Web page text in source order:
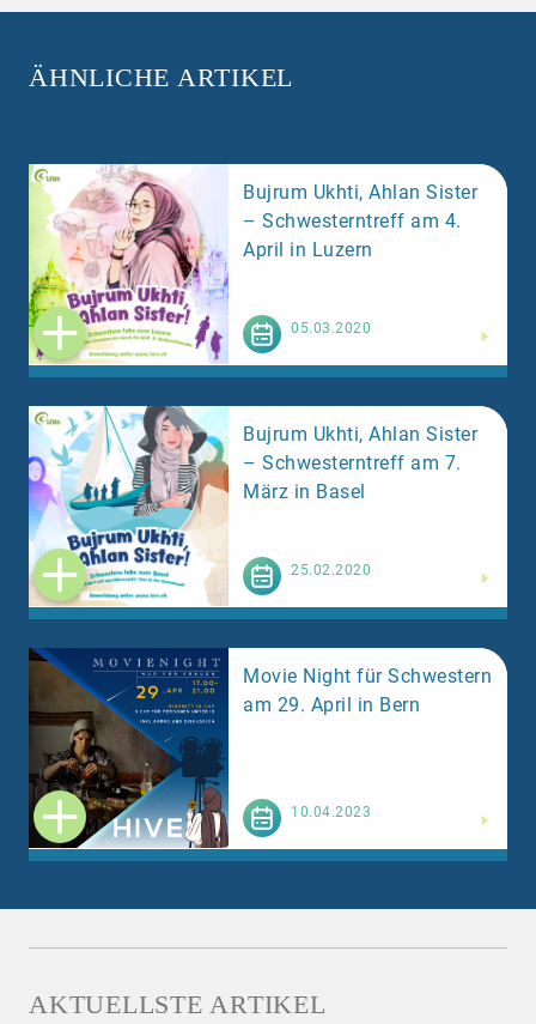
ÄHNLICHE ARTIKEL
Bujrum Ukhti, Ahlan Sister
– Schwesterntreff am 4.
April in Luzern
05.03.2020
Bujrum Ukhti, Ahlan Sister
– Schwesterntreff am 7.
März in Basel
25.02.2020
Movie Night für Schwestern
am 29. April in Bern
10.04.2023
AKTUELLSTE ARTIKEL